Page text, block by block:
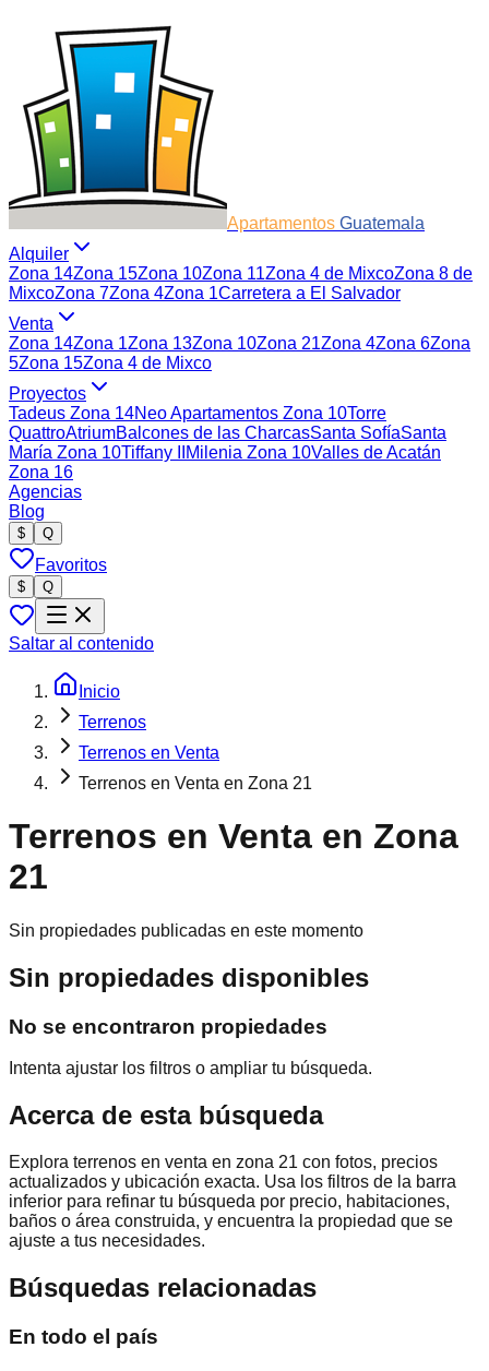
Apartamentos Guatemala
Alquiler
Zona 14Zona 15Zona 10Zona 11Zona 4 de MixcoZona 8 de
MixcoZona 7Zona 4Zona 1Carretera a El Salvador
Venta
Zona 14Zona 1Zona 13Zona 10Zona 21Zona 4Zona 6Zona
5Zona 15Zona 4 de Mixco
Proyectos
Tadeus Zona 14Neo Apartamentos Zona 10Torre
QuattroAtriumBalcones de las CharcasSanta SofíaSanta
María Zona 10Tiffany II Milenia Zona 10Valles de Acatán
Zona 16
Agencias
Blog
$ Q
Favoritos
$ Q
Saltar al contenido
Inicio
Terrenos
Terrenos en Venta
Terrenos en Venta en Zona 21
Terrenos en Venta en Zona
21
Sin propiedades publicadas en este momento
Sin propiedades disponibles
No se encontraron propiedades
Intenta ajustar los filtros o ampliar tu búsqueda.
Acerca de esta búsqueda
Explora terrenos en venta en zona 21 con fotos, precios
actualizados y ubicación exacta. Usa los filtros de la barra
inferior para refinar tu búsqueda por precio, habitaciones,
baños o área construida, y encuentra la propiedad que se
ajuste a tus necesidades.
Búsquedas relacionadas
En todo el país